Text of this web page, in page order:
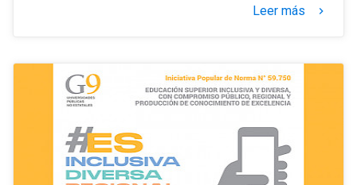
Leer más keyboard_arrow_right